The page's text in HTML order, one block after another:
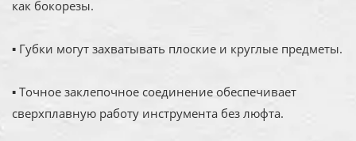
как бокорезы.
▪ Губки могут захватывать плоские и круглые предметы.
▪ Точное заклепочное соединение обеспечивает
сверхплавную работу инструмента без люфта.